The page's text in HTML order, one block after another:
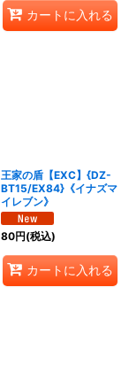
カートに入れる
王家の盾【EXC】{DZ-
BT15/EX84}《イナズマ
イレブン》
80円(税込)
カートに入れる